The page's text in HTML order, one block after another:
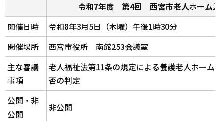
令和7年度 第4回 西宮市老人ホーム
開催日時
令和8年3月5日（木曜）午後1時30分
開催場所
西宮市役所 南館253会議室
主な審議
事項
老人福祉法第11条の規定による養護老人ホーム
否の判定
公開・非
公開
非公開